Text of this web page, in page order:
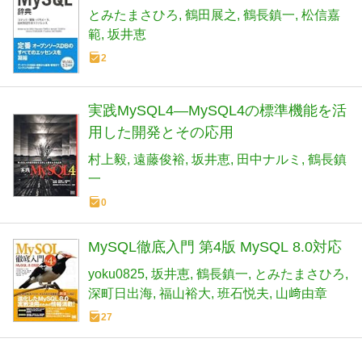
とみたまさひろ 鶴田展之 鶴長鎮一 松信嘉
範 坂井恵
2
実践MySQL4―MySQL4の標準機能を活
用した開発とその応用
村上毅 遠藤俊裕 坂井恵 田中ナルミ
鶴長鎮
一
0
MySQL徹底入門 第4版 MySQL 8.0対応
yoku0825 坂井恵 鶴長鎮一
とみたまさひろ
深町日出海 福山裕大 班石悦夫 山﨑由章
27